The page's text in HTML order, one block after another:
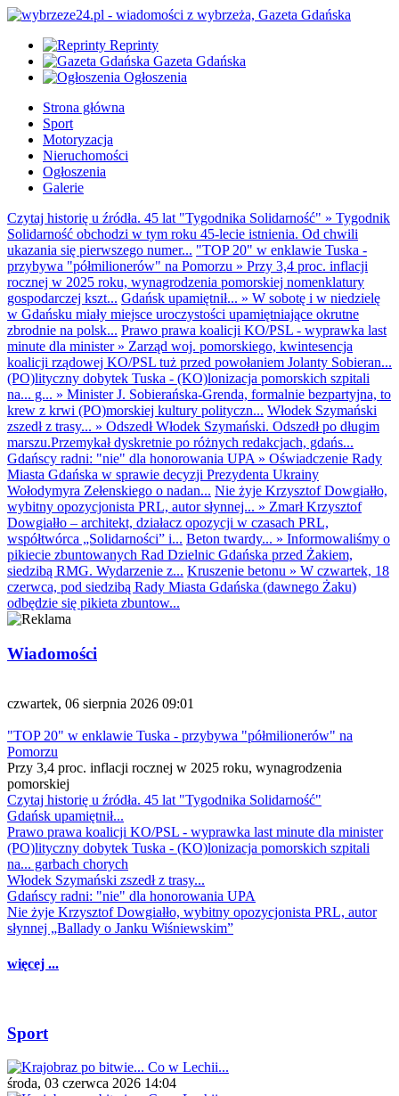
Reprinty
Gazeta Gdańska
Ogłoszenia
Strona główna
Sport
Motoryzacja
Nieruchomości
Ogłoszenia
Galerie
Czytaj historię u źródła. 45 lat "Tygodnika Solidarność" » Tygodnik
Solidarność obchodzi w tym roku 45-lecie istnienia. Od chwili
ukazania się pierwszego numer... "TOP 20" w enklawie Tuska -
przybywa "półmilionerów" na Pomorzu » Przy 3,4 proc. inflacji
rocznej w 2025 roku, wynagrodzenia pomorskiej nomenklatury
gospodarczej kszt... Gdańsk upamiętnił... » W sobotę i w niedzielę
w Gdańsku miały miejsce uroczystości upamiętniające okrutne
zbrodnie na polsk... Prawo prawa koalicji KO/PSL - wyprawka last
minute dla minister» Zarząd woj. pomorskiego, kwintesencja
koalicji rządowej KO/PSL tuż przed powołaniem Jolanty Sobieran...
(PO)lityczny dobytek Tuska - (KO)lonizacja pomorskich szpitali
na... g... » Minister J. Sobierańska-Grenda, formalnie bezpartyjna, to
krew z krwi (PO)morskiej kultury polityczn... Włodek Szymański
zszedł z trasy... » Odszedł Włodek Szymański. Odszedł po długim
marszu.Przemykał dyskretnie po różnych redakcjach, gdańs...
Gdańscy radni: "nie" dla honorowania UPA » Oświadczenie Rady
Miasta Gdańska w sprawie decyzji Prezydenta Ukrainy
Wołodymyra Zełenskiego o nadan... Nie żyje Krzysztof Dowgiałło,
wybitny opozycjonista PRL, autor słynnej... » Zmarł Krzysztof
Dowgiałło – architekt, działacz opozycji w czasach PRL,
współtwórca „Solidarności” i... Beton twardy... » Informowaliśmy o
pikiecie zbuntowanych Rad Dzielnic Gdańska przed Żakiem,
siedzibą RMG. Wydarzenie z... Kruszenie betonu » W czwartek, 18
czerwca, pod siedzibą Rady Miasta Gdańska (dawnego Żaku)
odbędzie się pikieta zbuntow...
Wiadomości
czwartek, 06 sierpnia 2026 09:01
"TOP 20" w enklawie Tuska - przybywa "półmilionerów" na
Pomorzu
Przy 3,4 proc. inflacji rocznej w 2025 roku, wynagrodzenia
pomorskiej
Czytaj historię u źródła. 45 lat "Tygodnika Solidarność"
Gdańsk upamiętnił...
Prawo prawa koalicji KO/PSL - wyprawka last minute dla minister
(PO)lityczny dobytek Tuska - (KO)lonizacja pomorskich szpitali
na... garbach chorych
Włodek Szymański zszedł z trasy...
Gdańscy radni: "nie" dla honorowania UPA
Nie żyje Krzysztof Dowgiałło, wybitny opozycjonista PRL, autor
słynnej „Ballady o Janku Wiśniewskim”
więcej ...
Sport
środa, 03 czerwca 2026 14:04